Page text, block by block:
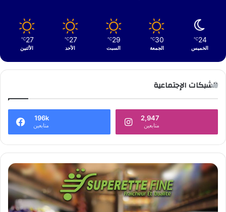
24
℃
الخميس
30
℃
الجمعة
29
℃
السبت
27
℃
الأحد
27
℃
الأثنين
الشبكات الإجتماعية
196k
متابعين
2,947
متابعين